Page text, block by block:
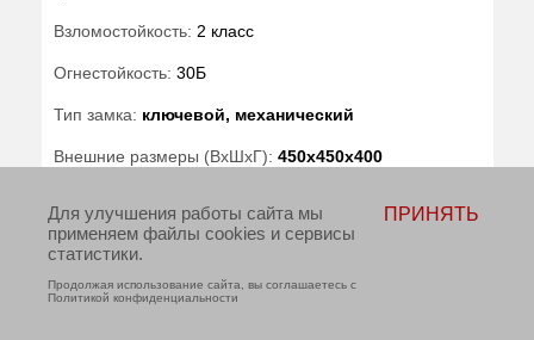
Взломостойкость: 2 класс
Огнестойкость: 30Б
Тип замка: ключевой, механический
Внешние размеры (ВхШхГ): 450x450x400
Вес (кг) : 115
Внутренний объем (л):
Для улучшения работы сайта мы
применяем файлы cookies и сервисы
статистики.
Продолжая использование сайта, вы соглашаетесь с
Политикой конфиденциальности
ПРИНЯТЬ